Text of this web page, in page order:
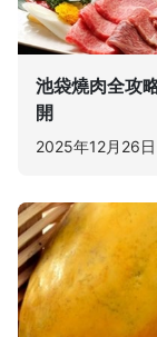
池袋燒肉全攻
開
2025年12月26日